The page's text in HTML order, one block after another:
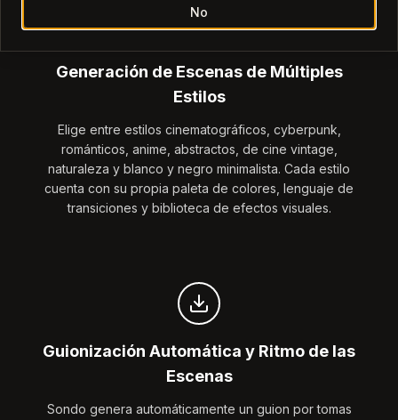
Generación de Escenas de Múltiples
Estilos
Elige entre estilos cinematográficos, cyberpunk,
románticos, anime, abstractos, de cine vintage,
naturaleza y blanco y negro minimalista. Cada estilo
cuenta con su propia paleta de colores, lenguaje de
transiciones y biblioteca de efectos visuales.
Guionización Automática y Ritmo de las
Escenas
Sondo genera automáticamente un guion por tomas
No